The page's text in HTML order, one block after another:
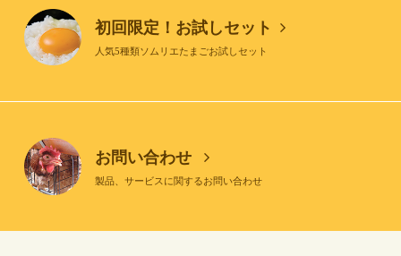
初回限定！お試しセット
人気5種類ソムリエたまごお試しセット
お問い合わせ
製品、サービスに関するお問い合わせ